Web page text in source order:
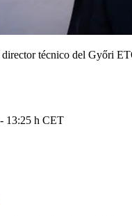
director técnico del Győri
13:25 h CET